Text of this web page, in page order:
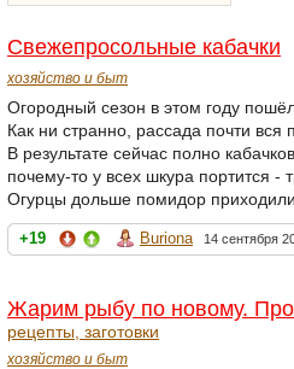
Свежепросольные кабачки
хозяйство и быт
Огородный сезон в этом году
Как ни странно, рассада почти вся
В результате сейчас полно
почему-то у всех шкура портится
Огурцы дольше помидор
+19 Buriona 14 сентября
Жарим рыбу по новому.
рецепты, заготовки
хозяйство и быт